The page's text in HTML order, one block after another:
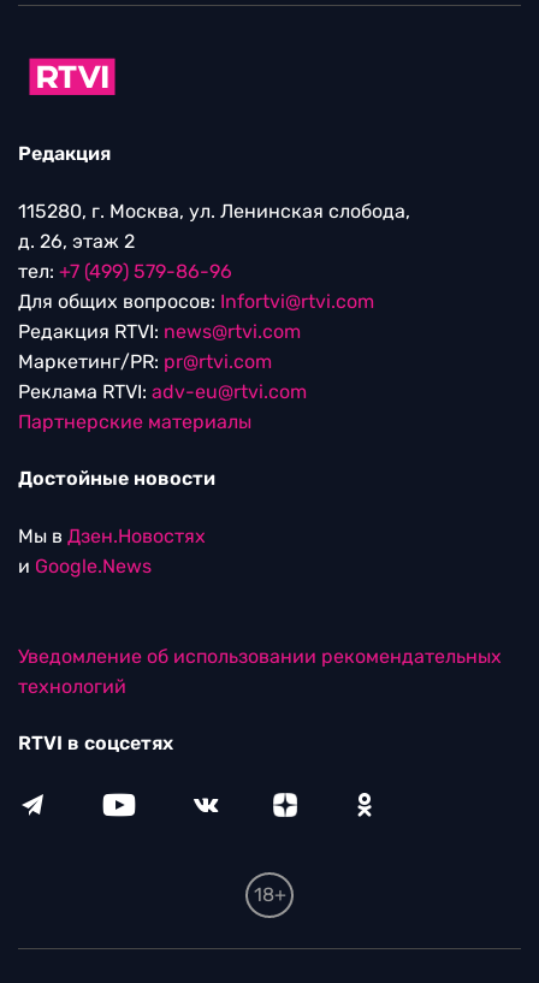
Редакция
115280, г. Москва, ул. Ленинская слобода,
д. 26, этаж 2
тел: +7 (499) 579-86-96
Для общих вопросов: Infortvi@rtvi.com
Редакция RTVI: news@rtvi.com
Маркетинг/PR: pr@rtvi.com
Реклама RTVI: adv-eu@rtvi.com
Партнерские материалы
Достойные новости
Мы в Дзен.Новостях
и Google.News
Уведомление об использовании рекомендательных
технологий
RTVI в соцсетях
18+